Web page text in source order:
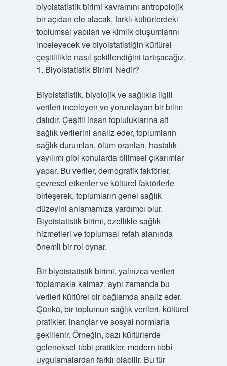
biyoistatistik birimi kavramını antropolojik
bir açıdan ele alacak, farklı kültürlerdeki
toplumsal yapıları ve kimlik oluşumlarını
inceleyecek ve biyoistatistiğin kültürel
çeşitlilikle nasıl şekillendiğini tartışacağız.
1. Biyoistatistik Birimi Nedir?
Biyoistatistik, biyolojik ve sağlıkla ilgili
verileri inceleyen ve yorumlayan bir bilim
dalıdır. Çeşitli insan topluluklarına ait
sağlık verilerini analiz eder, toplumların
sağlık durumları, ölüm oranları, hastalık
yayılımı gibi konularda bilimsel çıkarımlar
yapar. Bu veriler, demografik faktörler,
çevresel etkenler ve kültürel faktörlerle
birleşerek, toplumların genel sağlık
düzeyini anlamamıza yardımcı olur.
Biyoistatistik birimi, özellikle sağlık
hizmetleri ve toplumsal refah alanında
önemli bir rol oynar.
Bir biyoistatistik birimi, yalnızca verileri
toplamakla kalmaz, aynı zamanda bu
verileri kültürel bir bağlamda analiz eder.
Çünkü, bir toplumun sağlık verileri, kültürel
pratikler, inançlar ve sosyal normlarla
şekillenir. Örneğin, bazı kültürlerde
geleneksel tıbbi pratikler, modern tıbbî
uygulamalardan farklı olabilir. Bu tür